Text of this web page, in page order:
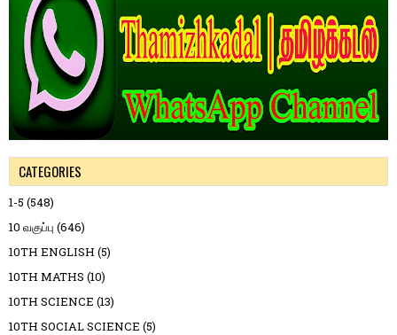
CATEGORIES
1-5 (548)
10 வகுப்பு (646)
10TH ENGLISH (5)
10TH MATHS (10)
10TH SCIENCE (13)
10TH SOCIAL SCIENCE (5)